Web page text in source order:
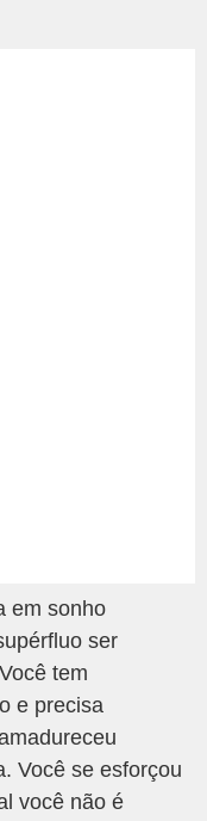
em sonho
ser
tem
e precisa
Você se esforçou
você não é